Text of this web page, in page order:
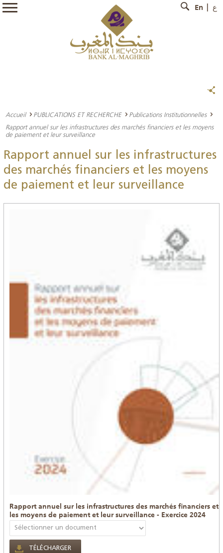
En ع
Accueil PUBLICATIONS ET RECHERCHE
Publications Institutionnelles
Rapport annuel sur les infrastructures des marchés financiers et les moyens
de paiement et leur surveillance
Rapport annuel sur les infrastructures
des marchés financiers et les moyens
de paiement et leur surveillance
Rapport annuel sur les infrastructures des marchés financiers et
les moyens de paiement et leur surveillance - Exercice 2024
TÉLÉCHARGER